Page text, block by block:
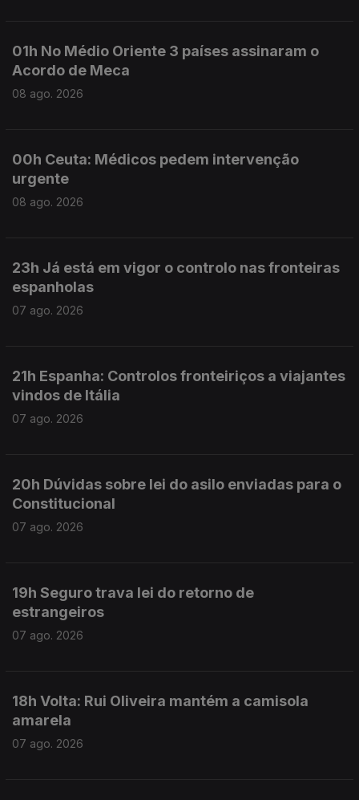
01h No Médio Oriente 3 países assinaram o
Acordo de Meca
08 ago. 2026
00h Ceuta: Médicos pedem intervenção
urgente
08 ago. 2026
23h Já está em vigor o controlo nas fronteiras
espanholas
07 ago. 2026
21h Espanha: Controlos fronteiriços a viajantes
vindos de Itália
07 ago. 2026
20h Dúvidas sobre lei do asilo enviadas para o
Constitucional
07 ago. 2026
19h Seguro trava lei do retorno de
estrangeiros
07 ago. 2026
18h Volta: Rui Oliveira mantém a camisola
amarela
07 ago. 2026